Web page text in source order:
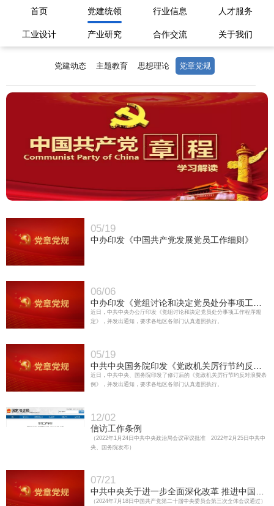
首页 党建统领 行业信息 人才服务
工业设计 产业研究 合作交流 关于我们
党建动态 主题教育 思想理论 党章党规
05/19
中办印发《中国共产党发展党员工作细则》
06/06
中办印发《党组讨论和决定党员处分事项工作
程序规定》
近日，中共中央办公厅印发《党组讨论和决定党员处分事项工作程序规
定》，并发出通知，要求各地区各部门认真遵照执行。
05/19
中共中央国务院印发《党政机关厉行节约反对
浪费条例》
近日，中共中央、国务院印发了修订后的《党政机关厉行节约反对浪费条
例》，并发出通知，要求各地区各部门认真遵照执行。
12/02
信访工作条例
（2022年1月24日中共中央政治局会议审议批准 2022年2月25日中共中
央、国务院发布）
07/21
中共中央关于进一步全面深化改革 推进中国式
现代化的决定
（2024年7月18日中国共产党第二十届中央委员会第三次全体会议通过）